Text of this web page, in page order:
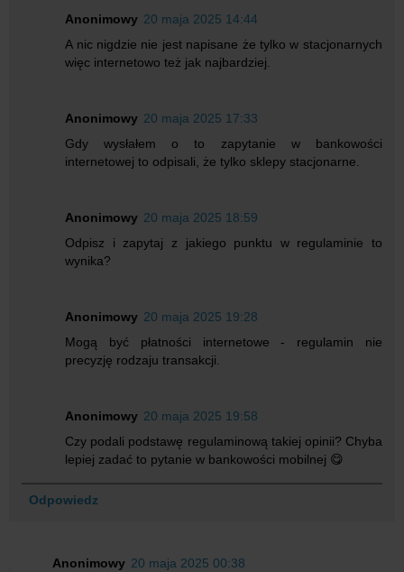
Anonimowy 20 maja 2025 14:44
A nic nigdzie nie jest napisane że tylko w stacjonarnych
więc internetowo też jak najbardziej.
Anonimowy 20 maja 2025 17:33
Gdy wysłałem o to zapytanie w bankowości
internetowej to odpisali, że tylko sklepy stacjonarne.
Anonimowy 20 maja 2025 18:59
Odpisz i zapytaj z jakiego punktu w regulaminie to
wynika?
Anonimowy 20 maja 2025 19:28
Mogą być płatności internetowe - regulamin nie
precyzję rodzaju transakcji.
Anonimowy 20 maja 2025 19:58
Czy podali podstawę regulaminową takiej opinii? Chyba
lepiej zadać to pytanie w bankowości mobilnej 😋
Odpowiedz
Anonimowy 20 maja 2025 00:38